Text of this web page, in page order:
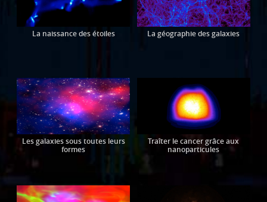
La naissance des étoiles La géographie des galaxies
Les galaxies sous toutes leurs
formes
Traîter le cancer grâce aux
nanoparticules